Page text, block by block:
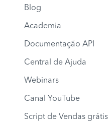
Blog
Academia
Documentação API
Central de Ajuda
Webinars
Canal YouTube
Script de Vendas grátis